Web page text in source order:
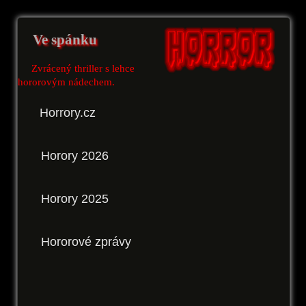
Ve spánku
Zvrácený thriller s lehce
hororovým nádechem.
Horrory.cz
Horory 2026
Horory 2025
Hororové zprávy